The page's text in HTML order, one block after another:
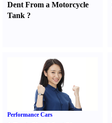
Dent From a Motorcycle
Tank ?
Performance Cars